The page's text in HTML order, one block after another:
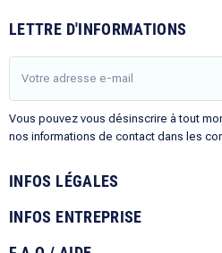
LETTRE D'INFORMATIONS
Vous pouvez vous désinscrire à tout
nos informations de contact dans les
INFOS LÉGALES
INFOS ENTREPRISE